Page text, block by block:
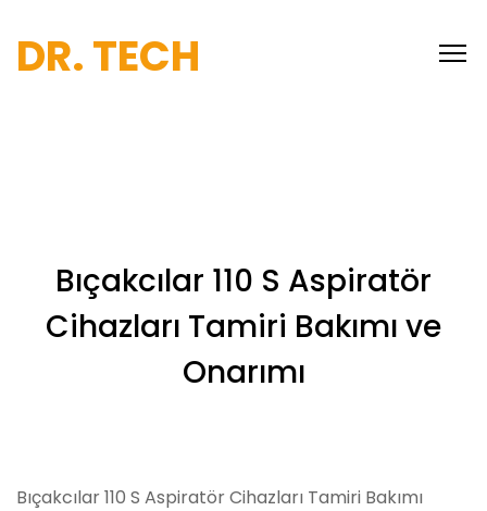
DR. TECH
Bıçakcılar 110 S Aspiratör
Cihazları Tamiri Bakımı ve
Onarımı
Bıçakcılar 110 S Aspiratör Cihazları Tamiri Bakımı